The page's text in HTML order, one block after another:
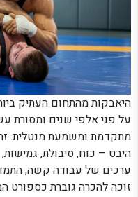
היאבקות מהתחום העתיק
על פני אלפי שנים ומסורת
מתקדמת ומשמעת מנטלית.
היבט – כוח, סיבולת,
ערכים של עבודה קשה,
זוכה להכרה גוברת כספורט